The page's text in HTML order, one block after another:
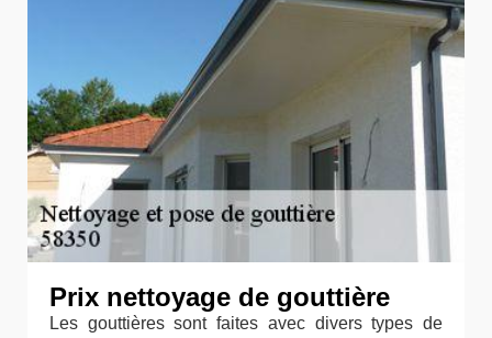
Prix nettoyage de gouttière
Les gouttières sont faites avec divers types de